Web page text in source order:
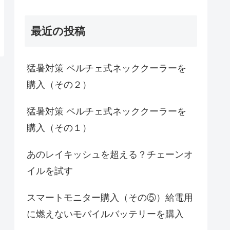
最近の投稿
猛暑対策 ペルチェ式ネッククーラーを
購入（その２）
猛暑対策 ペルチェ式ネッククーラーを
購入（その１）
あのレイキッシュを超える？チェーンオ
イルを試す
スマートモニター購入（その⑤）給電用
に燃えないモバイルバッテリーを購入